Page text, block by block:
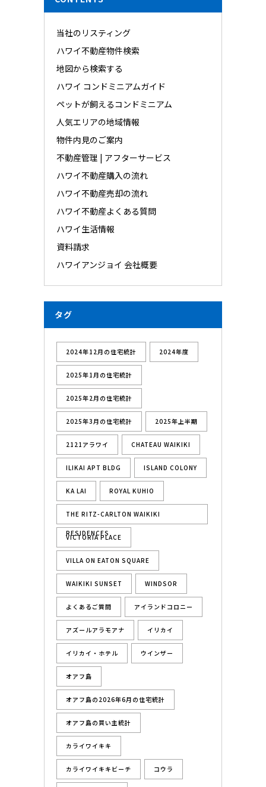
当社のリスティング
ハワイ不動産物件検索
地図から検索する
ハワイ コンドミニアムガイド
ペットが飼えるコンドミニアム
人気エリアの地域情報
物件内見のご案内
不動産管理 | アフターサービス
ハワイ不動産購入の流れ
ハワイ不動産売却の流れ
ハワイ不動産よくある質問
ハワイ生活情報
資料請求
ハワイアンジョイ 会社概要
タグ
2024年12月の住宅統計 2024年度
2025年1月の住宅統計
2025年2月の住宅統計
2025年3月の住宅統計 2025年上半期
2121アラワイ CHATEAU WAIKIKI
ILIKAI APT BLDG ISLAND COLONY
KA LAI ROYAL KUHIO
THE RITZ-CARLTON WAIKIKI
RESIDENCES
VICTORIA PLACE
VILLA ON EATON SQUARE
WAIKIKI SUNSET WINDSOR
よくあるご質問 アイランドコロニー
アズールアラモアナ イリカイ
イリカイ・ホテル ウインザー
オアフ島
オアフ島の2026年6月の住宅統計
オアフ島の買い主統計
カライワイキキ
カライワイキキビーチ コウラ